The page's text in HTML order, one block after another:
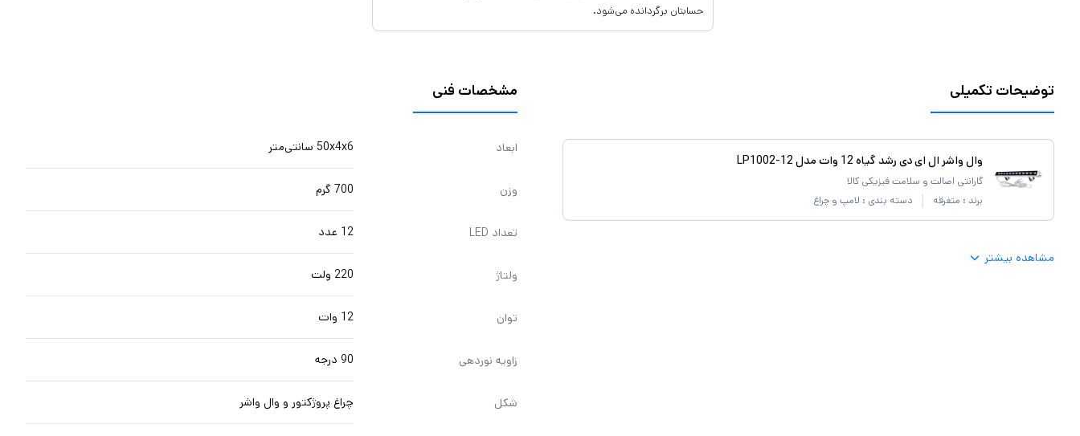
حسابتان برگردانده می‌شود.
توضیحات تکمیلی
وال واشر ال ای دی رشد گیاه 12 وات مدل LP1002-12
گارانتی اصالت و سلامت فیزیکی کالا
برند : متفرقه دسته بندی : لامپ و چراغ
مشاهده بیشتر
مشخصات فنی
ابعاد 50x4x6 سانتی‌متر
وزن 700 گرم
تعداد LED 12 عدد
ولتاژ 220 ولت
توان 12 وات
زاویه نوردهی 90 درجه
شکل چراغ پروژکتور و وال واشر